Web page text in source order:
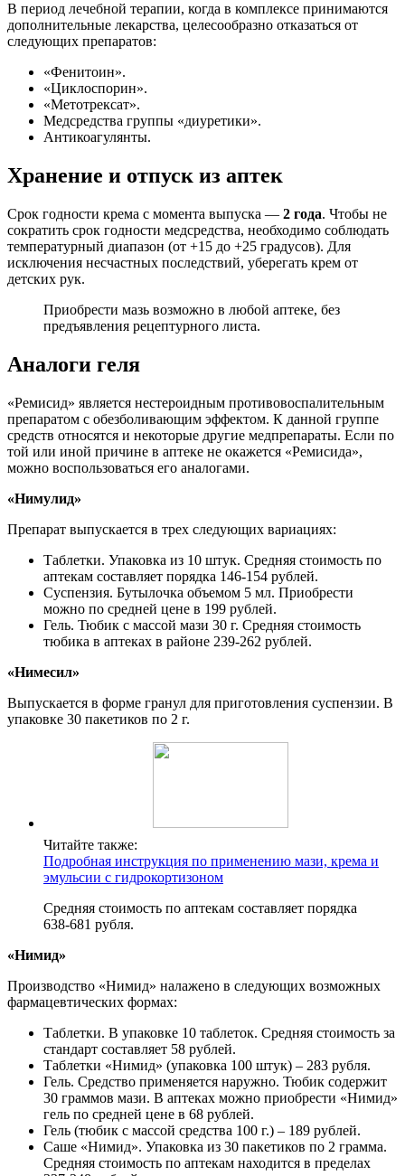
В период лечебной терапии, когда в комплексе принимаются
дополнительные лекарства, целесообразно отказаться от
следующих препаратов:
«Фенитоин».
«Циклоспорин».
«Метотрексат».
Медсредства группы «диуретики».
Антикоагулянты.
Хранение и отпуск из аптек
Срок годности крема с момента выпуска — 2 года. Чтобы не
сократить срок годности медсредства, необходимо соблюдать
температурный диапазон (от +15 до +25 градусов). Для
исключения несчастных последствий, уберегать крем от
детских рук.
Приобрести мазь возможно в любой аптеке, без
предъявления рецептурного листа.
Аналоги геля
«Ремисид» является нестероидным противовоспалительным
препаратом с обезболивающим эффектом. К данной группе
средств относятся и некоторые другие медпрепараты. Если по
той или иной причине в аптеке не окажется «Ремисида»,
можно воспользоваться его аналогами.
«Нимулид»
Препарат выпускается в трех следующих вариациях:
Таблетки. Упаковка из 10 штук. Средняя стоимость по
аптекам составляет порядка 146-154 рублей.
Суспензия. Бутылочка объемом 5 мл. Приобрести
можно по средней цене в 199 рублей.
Гель. Тюбик с массой мази 30 г. Средняя стоимость
тюбика в аптеках в районе 239-262 рублей.
«Нимесил»
Выпускается в форме гранул для приготовления суспензии. В
упаковке 30 пакетиков по 2 г.
Читайте также:
Подробная инструкция по применению мази, крема и
эмульсии с гидрокортизоном
Средняя стоимость по аптекам составляет порядка
638-681 рубля.
«Нимид»
Производство «Нимид» налажено в следующих возможных
фармацевтических формах:
Таблетки. В упаковке 10 таблеток. Средняя стоимость за
стандарт составляет 58 рублей.
Таблетки «Нимид» (упаковка 100 штук) – 283 рубля.
Гель. Средство применяется наружно. Тюбик содержит
30 граммов мази. В аптеках можно приобрести «Нимид»
гель по средней цене в 68 рублей.
Гель (тюбик с массой средства 100 г.) – 189 рублей.
Саше «Нимид». Упаковка из 30 пакетиков по 2 грамма.
Средняя стоимость по аптекам находится в пределах